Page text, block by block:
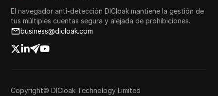
El navegador anti-detección DICloak mantiene la gestión de
tus múltiples cuentas segura y alejada de prohibiciones.
business@dicloak.com
Copyright© DICloak Technology Limited